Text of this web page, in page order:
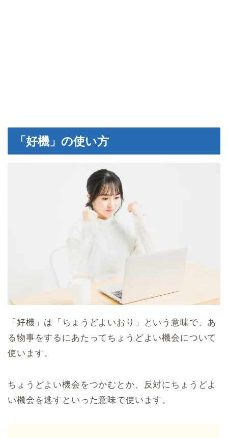
「好機」の使い方
「好機」は「ちょうどよいおり」という意味で、あ
る物事をするにあたってちょうどよい機会について
使います。
ちょうどよい機会をつかむとか、反対にちょうどよ
い機会を逃すといった意味で使います。